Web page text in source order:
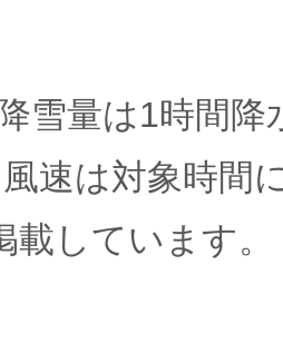
雪量は1時間降
速は対象時間
載しています。